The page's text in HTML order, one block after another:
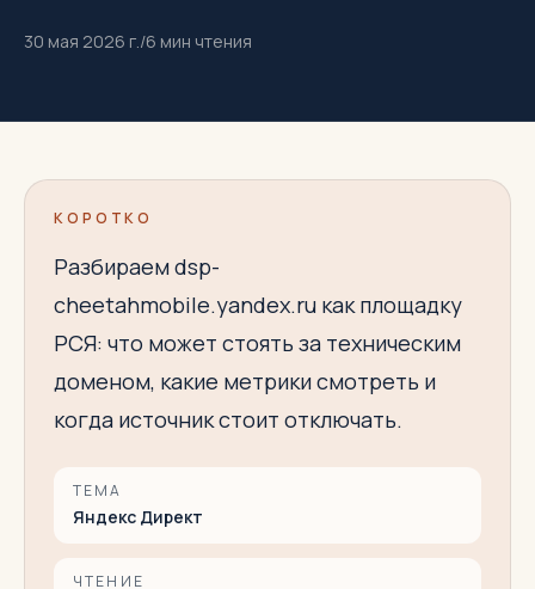
30 мая 2026 г./6 мин чтения
КОРОТКО
Разбираем dsp-
cheetahmobile.yandex.ru как площадку
РСЯ: что может стоять за техническим
доменом, какие метрики смотреть и
когда источник стоит отключать.
ТЕМА
Яндекс Директ
ЧТЕНИЕ